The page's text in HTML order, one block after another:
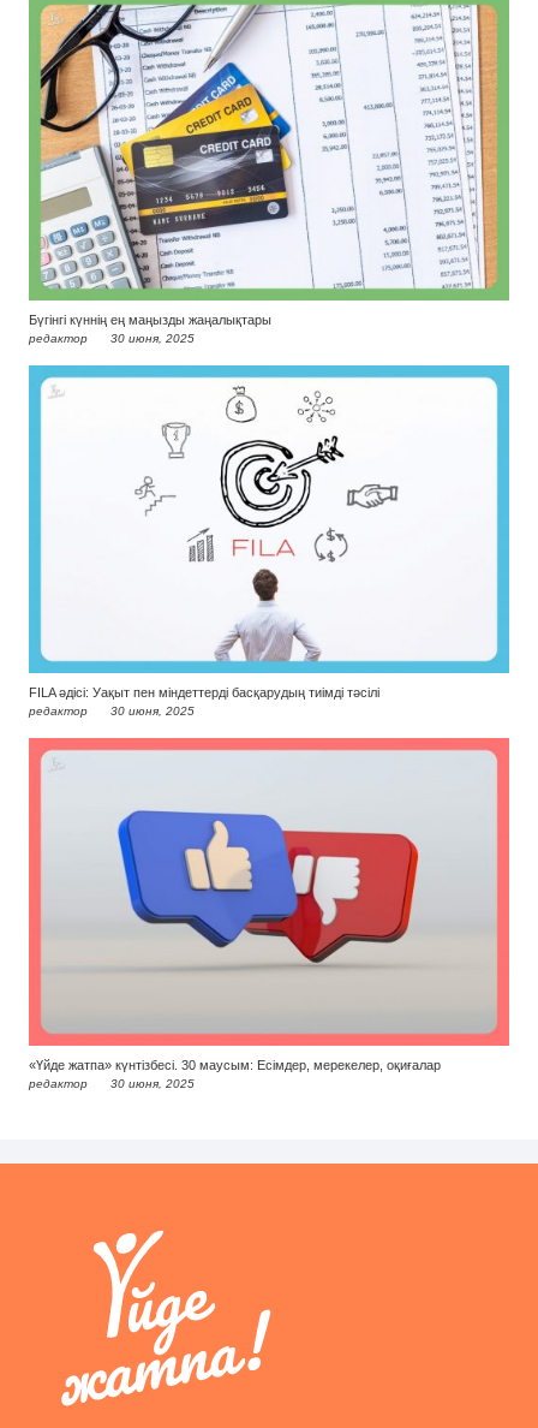
Бүгінгі күннің ең маңызды жаңалықтары
редактор 30 июня, 2025
FILA әдісі: Уақыт пен міндеттерді басқарудың тиімді тәсілі
редактор 30 июня, 2025
«Үйде жатпа» күнтізбесі. 30 маусым: Есімдер, мерекелер, оқиғалар
редактор 30 июня, 2025